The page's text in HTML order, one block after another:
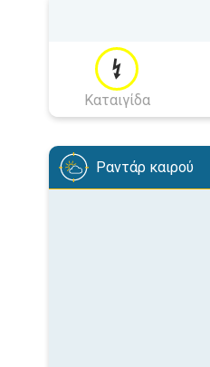
Καταιγίδα
Ραντάρ καιρού